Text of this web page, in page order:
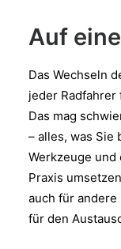
Auf
Das Wechseln
jeder
Das mag
– alles, was Sie
Werkzeuge und
Praxis
auch für
für den